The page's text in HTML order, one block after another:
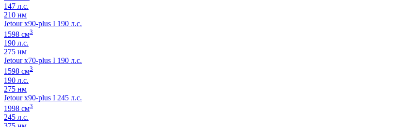
147 л.с.
210 нм
Jetour x90-plus I 190 л.с.
1598 см3
190 л.с.
275 нм
Jetour x70-plus I 190 л.с.
1598 см3
190 л.с.
275 нм
Jetour x90-plus I 245 л.с.
1998 см3
245 л.с.